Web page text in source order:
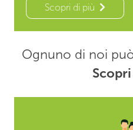
Scopri di più
Ognuno di noi